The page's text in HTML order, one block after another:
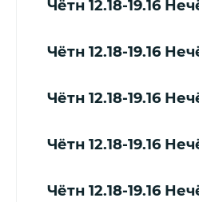
Чётн 12.18-19.16
Чётн 12.18-19.16
Чётн 12.18-19.16
Чётн 12.18-19.16
Чётн 12.18-19.16